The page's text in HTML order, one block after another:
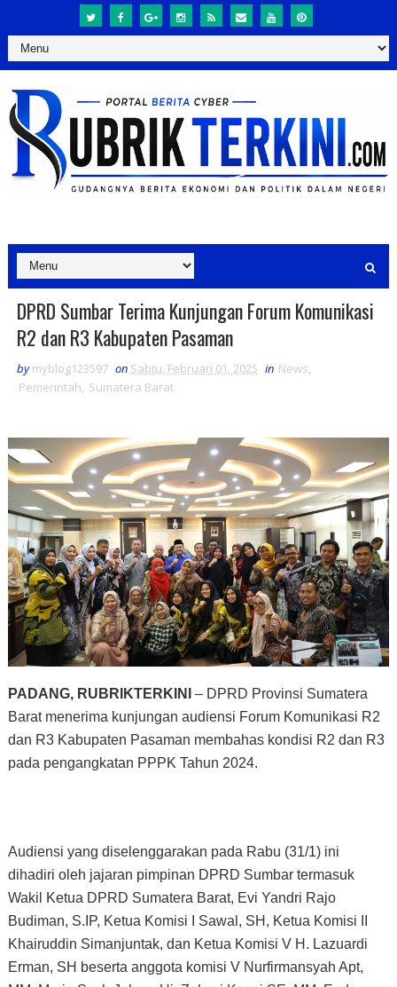
DPRD Sumbar Terima Kunjungan Forum Komunikasi
R2 dan R3 Kabupaten Pasaman
by myblog123597 on Sabtu, Februari 01, 2025 in News,
Pemerintah, Sumatera Barat
PADANG, RUBRIKTERKINI – DPRD Provinsi Sumatera
Barat menerima kunjungan audiensi Forum Komunikasi R2
dan R3 Kabupaten Pasaman membahas kondisi R2 dan R3
pada pengangkatan PPPK Tahun 2024.
Audiensi yang diselenggarakan pada Rabu (31/1) ini
dihadiri oleh jajaran pimpinan DPRD Sumbar termasuk
Wakil Ketua DPRD Sumatera Barat, Evi Yandri Rajo
Budiman, S.IP, Ketua Komisi I Sawal, SH, Ketua Komisi II
Khairuddin Simanjuntak, dan Ketua Komisi V H. Lazuardi
Erman, SH beserta anggota komisi V Nurfirmansyah Apt,